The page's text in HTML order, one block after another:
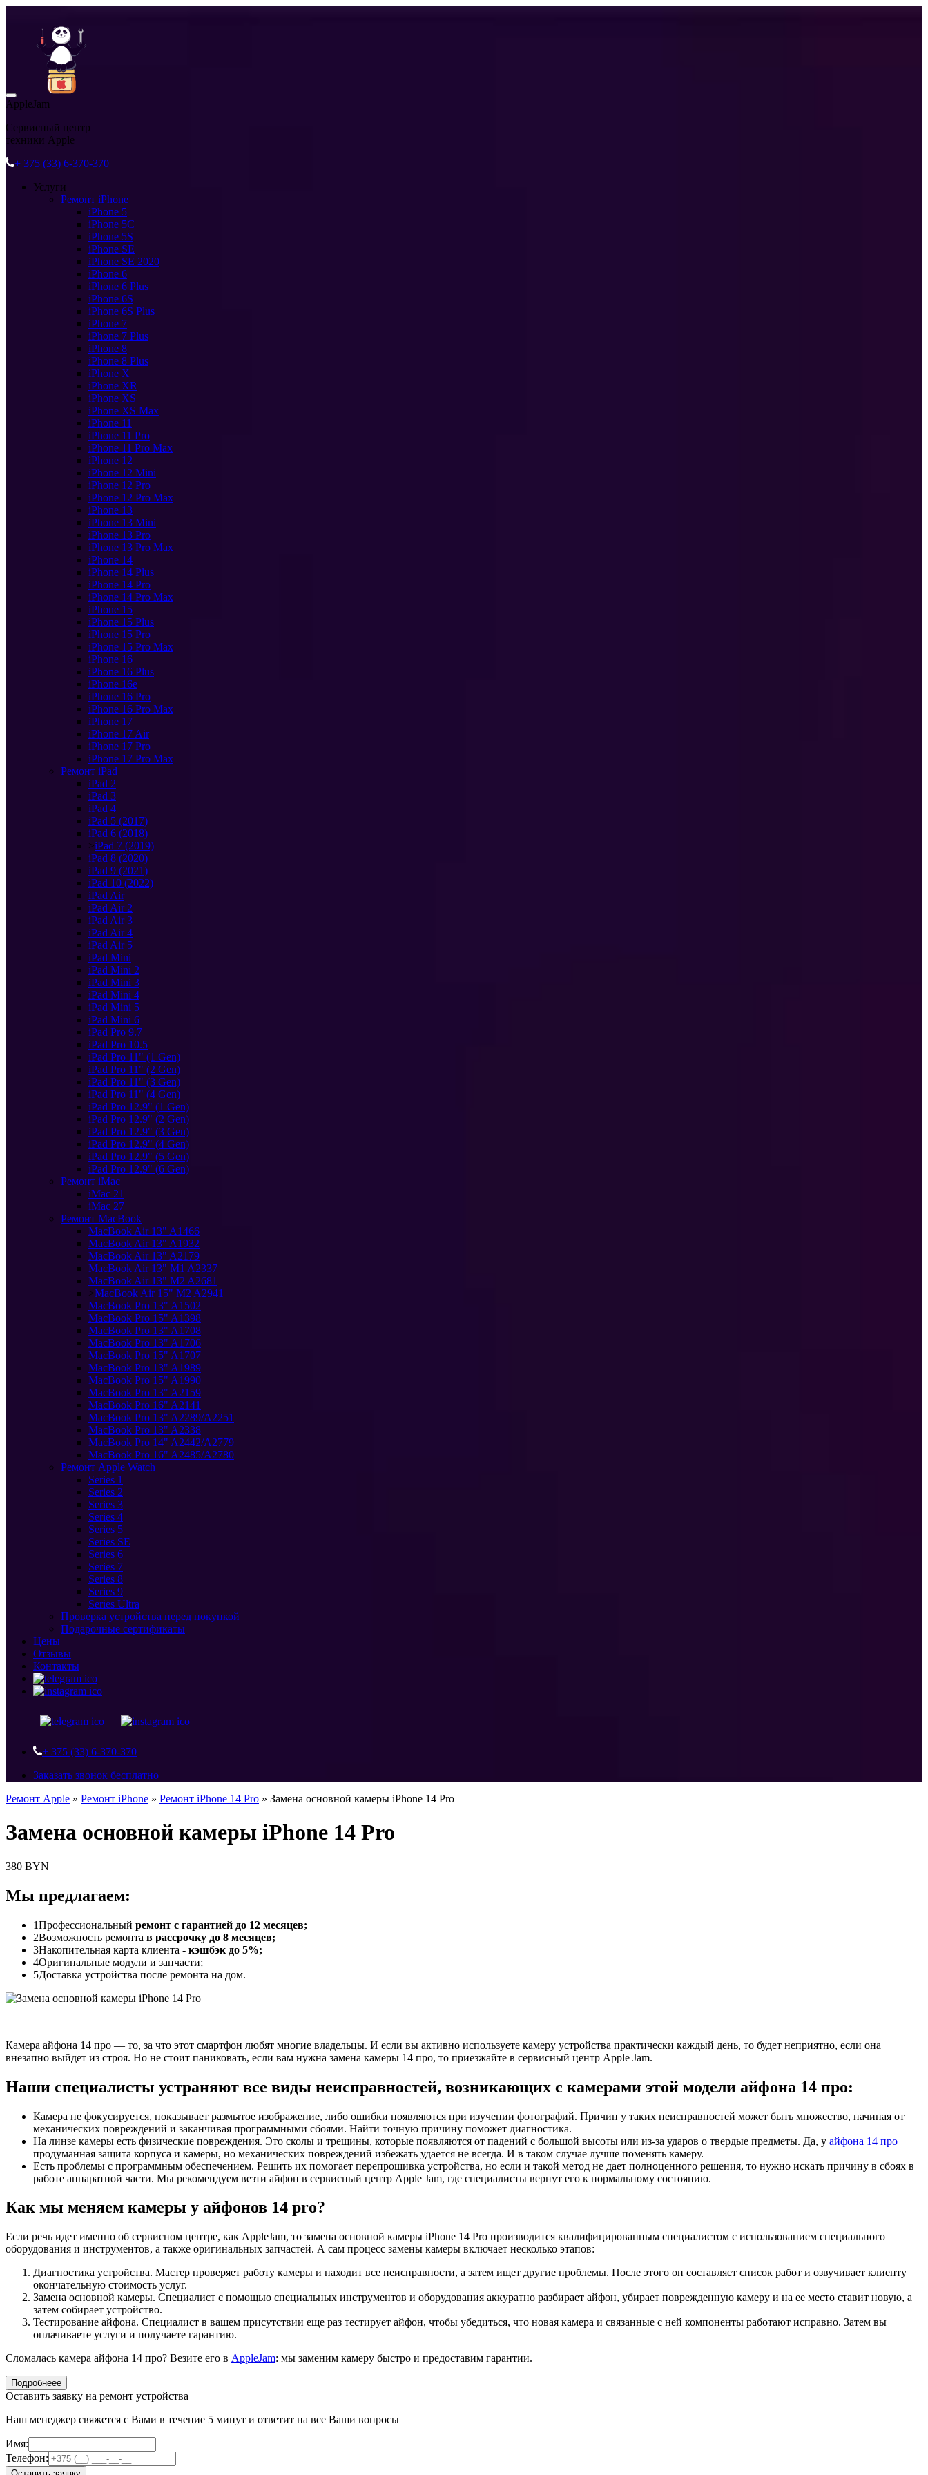
AppleJam
Сервисный центр
техники Apple
+ 375 (33) 6-370-370
Услуги
Ремонт iPhone
iPhone 5
iPhone 5C
iPhone 5S
iPhone SE
iPhone SE 2020
iPhone 6
iPhone 6 Plus
iPhone 6S
iPhone 6S Plus
iPhone 7
iPhone 7 Plus
iPhone 8
iPhone 8 Plus
iPhone X
iPhone XR
iPhone XS
iPhone XS Max
iPhone 11
iPhone 11 Pro
iPhone 11 Pro Max
iPhone 12
iPhone 12 Mini
iPhone 12 Pro
iPhone 12 Pro Max
iPhone 13
iPhone 13 Mini
iPhone 13 Pro
iPhone 13 Pro Max
iPhone 14
iPhone 14 Plus
iPhone 14 Pro
iPhone 14 Pro Max
iPhone 15
iPhone 15 Plus
iPhone 15 Pro
iPhone 15 Pro Max
iPhone 16
iPhone 16 Plus
iPhone 16e
iPhone 16 Pro
iPhone 16 Pro Max
iPhone 17
iPhone 17 Air
iPhone 17 Pro
iPhone 17 Pro Max
Ремонт iPad
iPad 2
iPad 3
iPad 4
iPad 5 (2017)
iPad 6 (2018)
>iPad 7 (2019)
iPad 8 (2020)
iPad 9 (2021)
iPad 10 (2022)
iPad Air
iPad Air 2
iPad Air 3
iPad Air 4
iPad Air 5
iPad Mini
iPad Mini 2
iPad Mini 3
iPad Mini 4
iPad Mini 5
iPad Mini 6
iPad Pro 9.7
iPad Pro 10.5
iPad Pro 11" (1 Gen)
iPad Pro 11" (2 Gen)
iPad Pro 11" (3 Gen)
iPad Pro 11" (4 Gen)
iPad Pro 12.9" (1 Gen)
iPad Pro 12.9" (2 Gen)
iPad Pro 12.9" (3 Gen)
iPad Pro 12.9" (4 Gen)
iPad Pro 12.9" (5 Gen)
iPad Pro 12.9" (6 Gen)
Ремонт iMac
iMac 21
iMac 27
Ремонт MacBook
MacBook Air 13" A1466
MacBook Air 13" A1932
MacBook Air 13" A2179
MacBook Air 13" M1 A2337
MacBook Air 13" M2 A2681
>MacBook Air 15" M2 A2941
MacBook Pro 13" A1502
MacBook Pro 15" A1398
MacBook Pro 13" A1708
MacBook Pro 13" A1706
MacBook Pro 15" A1707
MacBook Pro 13" A1989
MacBook Pro 15" A1990
MacBook Pro 13" A2159
MacBook Pro 16" A2141
MacBook Pro 13" A2289/A2251
MacBook Pro 13" A2338
MacBook Pro 14" A2442/A2779
MacBook Pro 16" A2485/A2780
Ремонт Apple Watch
Series 1
Series 2
Series 3
Series 4
Series 5
Series SE
Series 6
Series 7
Series 8
Series 9
Series Ultra
Проверка устройства перед покупкой
Подарочные сертификаты
Цены
Отзывы
Контакты
+ 375 (33) 6-370-370
Заказать звонок бесплатно
Ремонт Apple » Ремонт iPhone » Ремонт iPhone 14 Pro » Замена основной камеры iPhone 14 Pro
Замена основной камеры iPhone 14 Pro
380 BYN
Мы предлагаем:
1Профессиональный ремонт с гарантией до 12 месяцев;
2Возможность ремонта в рассрочку до 8 месяцев;
3Накопительная карта клиента - кэшбэк до 5%;
4Оригинальные модули и запчасти;
5Доставка устройства после ремонта на дом.
Камера айфона 14 про — то, за что этот смартфон любят многие владельцы. И если вы активно используете камеру устройства практически каждый день, то будет неприятно, если она
внезапно выйдет из строя. Но не стоит паниковать, если вам нужна замена камеры 14 про, то приезжайте в сервисный центр Apple Jam.
Наши специалисты устраняют все виды неисправностей, возникающих с камерами этой модели айфона 14 про:
Камера не фокусируется, показывает размытое изображение, либо ошибки появляются при изучении фотографий. Причин у таких неисправностей может быть множество, начиная от
механических повреждений и заканчивая программными сбоями. Найти точную причину поможет диагностика.
На линзе камеры есть физические повреждения. Это сколы и трещины, которые появляются от падений с большой высоты или из-за ударов о твердые предметы. Да, у айфона 14 про
продуманная защита корпуса и камеры, но механических повреждений избежать удается не всегда. И в таком случае лучше поменять камеру.
Есть проблемы с программным обеспечением. Решить их помогает перепрошивка устройства, но если и такой метод не дает полноценного решения, то нужно искать причину в сбоях в
работе аппаратной части. Мы рекомендуем везти айфон в сервисный центр Apple Jam, где специалисты вернут его к нормальному состоянию.
Как мы меняем камеры у айфонов 14 pro?
Если речь идет именно об сервисном центре, как AppleJam, то замена основной камеры iPhone 14 Pro производится квалифицированным специалистом с использованием специального
оборудования и инструментов, а также оригинальных запчастей. А сам процесс замены камеры включает несколько этапов:
Диагностика устройства. Мастер проверяет работу камеры и находит все неисправности, а затем ищет другие проблемы. После этого он составляет список работ и озвучивает клиенту
окончательную стоимость услуг.
Замена основной камеры. Специалист с помощью специальных инструментов и оборудования аккуратно разбирает айфон, убирает поврежденную камеру и на ее место ставит новую, а
затем собирает устройство.
Тестирование айфона. Специалист в вашем присутствии еще раз тестирует айфон, чтобы убедиться, что новая камера и связанные с ней компоненты работают исправно. Затем вы
оплачиваете услуги и получаете гарантию.
Сломалась камера айфона 14 про? Везите его в AppleJam: мы заменим камеру быстро и предоставим гарантии.
Подробнеее
Оставить заявку на ремонт устройства
Наш менеджер свяжется с Вами в течение 5 минут и ответит на все Ваши вопросы
Имя:
Телефон: